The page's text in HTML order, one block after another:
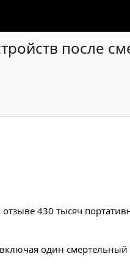
после
430 тысяч
один смертельный